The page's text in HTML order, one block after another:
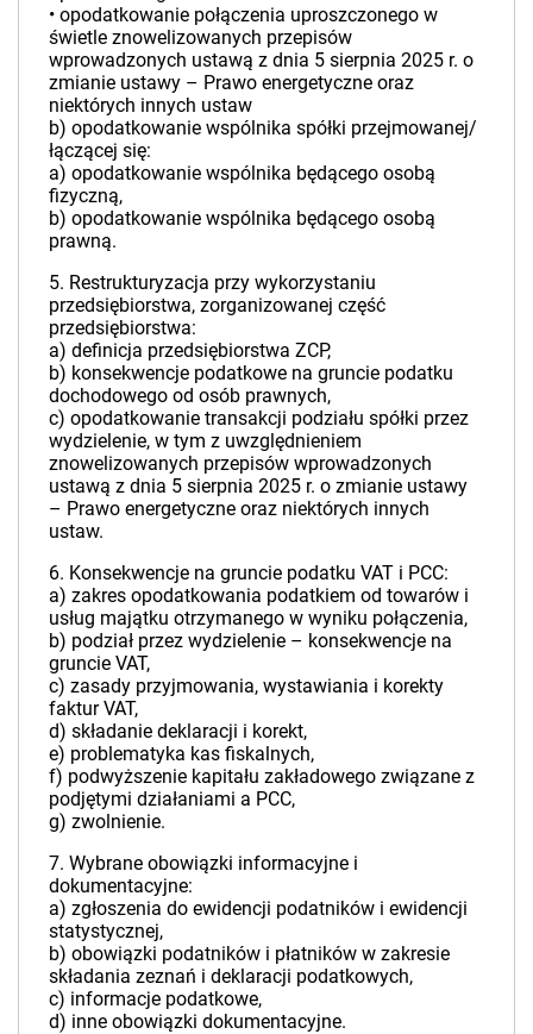
• opodatkowanie połączenia uproszczonego w
świetle znowelizowanych przepisów
wprowadzonych ustawą z dnia 5 sierpnia 2025 r. o
zmianie ustawy – Prawo energetyczne oraz
niektórych innych ustaw
b) opodatkowanie wspólnika spółki przejmowanej/
łączącej się:
a) opodatkowanie wspólnika będącego osobą
fizyczną,
b) opodatkowanie wspólnika będącego osobą
prawną.
5. Restrukturyzacja przy wykorzystaniu
przedsiębiorstwa, zorganizowanej część
przedsiębiorstwa:
a) definicja przedsiębiorstwa ZCP,
b) konsekwencje podatkowe na gruncie podatku
dochodowego od osób prawnych,
c) opodatkowanie transakcji podziału spółki przez
wydzielenie, w tym z uwzględnieniem
znowelizowanych przepisów wprowadzonych
ustawą z dnia 5 sierpnia 2025 r. o zmianie ustawy
– Prawo energetyczne oraz niektórych innych
ustaw.
6. Konsekwencje na gruncie podatku VAT i PCC:
a) zakres opodatkowania podatkiem od towarów i
usług majątku otrzymanego w wyniku połączenia,
b) podział przez wydzielenie – konsekwencje na
gruncie VAT,
c) zasady przyjmowania, wystawiania i korekty
faktur VAT,
d) składanie deklaracji i korekt,
e) problematyka kas fiskalnych,
f) podwyższenie kapitału zakładowego związane z
podjętymi działaniami a PCC,
g) zwolnienie.
7. Wybrane obowiązki informacyjne i
dokumentacyjne:
a) zgłoszenia do ewidencji podatników i ewidencji
statystycznej,
b) obowiązki podatników i płatników w zakresie
składania zeznań i deklaracji podatkowych,
c) informacje podatkowe,
d) inne obowiązki dokumentacyjne.